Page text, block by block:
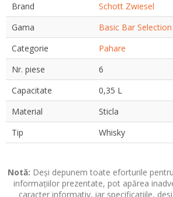
Brand
Schott Zwiesel
Gama
Basic Bar Selection
Categorie
Pahare
Nr. piese
6
Capacitate
0,35 L
Material
Sticla
Tip
Whisky
Notă: Deși depunem toate eforturile
informațiilor prezentate, pot apărea
caracter informativ, iar specificațiile,